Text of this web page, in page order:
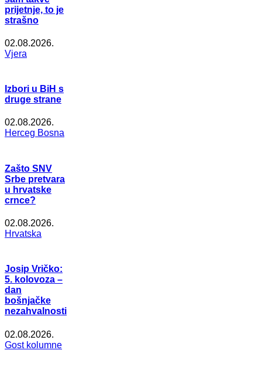
prijetnje, to je
strašno
02.08.2026.
Vjera
Izbori u BiH s
druge strane
02.08.2026.
Herceg Bosna
Zašto SNV
Srbe pretvara
u hrvatske
crnce?
02.08.2026.
Hrvatska
Josip Vričko:
5. kolovoza –
dan
bošnjačke
nezahvalnosti
02.08.2026.
Gost kolumne